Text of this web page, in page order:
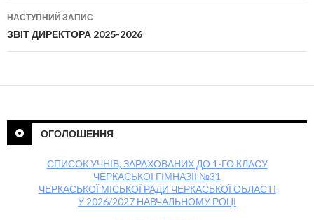
НАСТУПНИЙ ЗАПИС
ЗВІТ ДИРЕКТОРА 2025-2026
ОГОЛОШЕННЯ
СПИСОК УЧНІВ, ЗАРАХОВАНИХ ДО 1-ГО КЛАСУ
ЧЕРКАСЬКОЇ ГІМНАЗІЇ №31
ЧЕРКАСЬКОЇ МІСЬКОЇ РАДИ ЧЕРКАСЬКОЇ ОБЛАСТІ
У 2026/2027 НАВЧАЛЬНОМУ РОЦІ